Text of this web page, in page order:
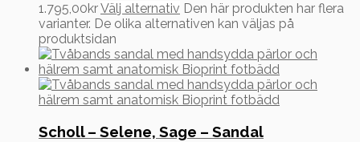
1.795,00krVälj alternativ Den här produkten har flera
varianter. De olika alternativen kan väljas på
produktsidan
Scholl – Selene, Sage – Sandal